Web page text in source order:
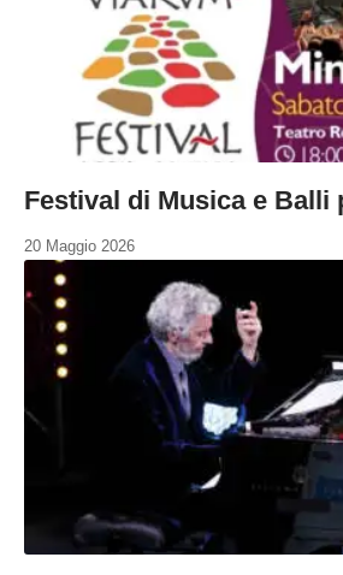
Festival di Musica e Balli
20 Maggio 2026